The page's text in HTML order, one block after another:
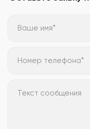
Ваше имя*
Номер телефона*
Текст сообщения